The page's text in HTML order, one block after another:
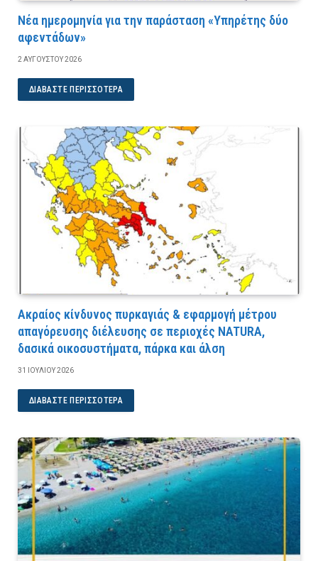
Νέα ημερομηνία για την παράσταση «Υπηρέτης δύο
αφεντάδων»
2 ΑΥΓΟΎΣΤΟΥ 2026
ΔΙΑΒΆΣΤΕ ΠΕΡΙΣΣΌΤΕΡΑ
Ακραίος κίνδυνος πυρκαγιάς & εφαρμογή μέτρου
απαγόρευσης διέλευσης σε περιοχές NATURA,
δασικά οικοσυστήματα, πάρκα και άλση
31 ΙΟΥΛΊΟΥ 2026
ΔΙΑΒΆΣΤΕ ΠΕΡΙΣΣΌΤΕΡΑ